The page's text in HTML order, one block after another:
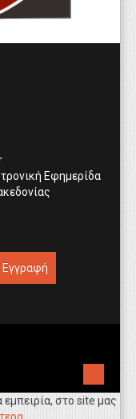
Εφημερίδα
στο site μας